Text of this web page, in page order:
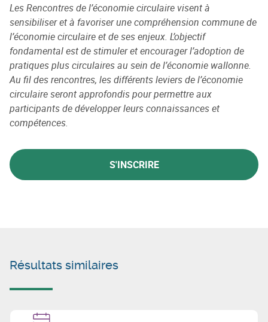
Les Rencontres de l’économie circulaire visent à
sensibiliser et à favoriser une compréhension commune de
l’économie circulaire et de ses enjeux. L’objectif
fondamental est de stimuler et encourager l’adoption de
pratiques plus circulaires au sein de l’économie wallonne.
Au fil des rencontres, les différents leviers de l’économie
circulaire seront approfondis pour permettre aux
participants de développer leurs connaissances et
compétences.
S'INSCRIRE
Résultats similaires